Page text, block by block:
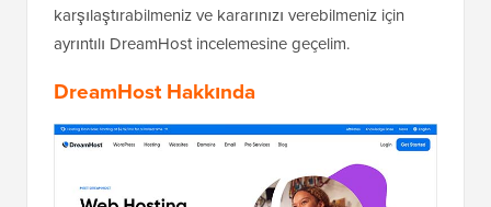
karşılaştırabilmeniz ve kararınızı verebilmeniz için
ayrıntılı DreamHost incelemesine geçelim.
DreamHost Hakkında